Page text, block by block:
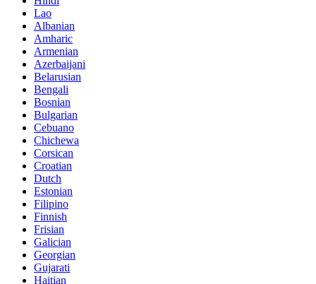
Lao
Albanian
Amharic
Armenian
Azerbaijani
Belarusian
Bengali
Bosnian
Bulgarian
Cebuano
Chichewa
Corsican
Croatian
Dutch
Estonian
Filipino
Finnish
Frisian
Galician
Georgian
Gujarati
Haitian